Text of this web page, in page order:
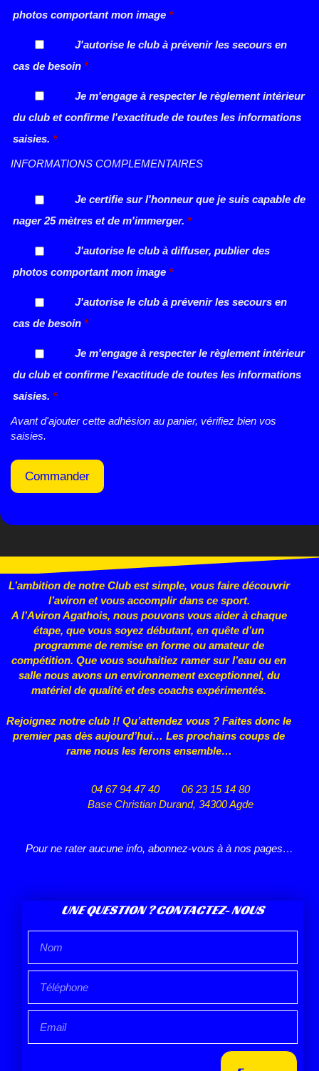
photos comportant mon image *
J'autorise le club à prévenir les secours en
cas de besoin *
Je m'engage à respecter le règlement intérieur
du club et confirme l'exactitude de toutes les informations
saisies. *
INFORMATIONS COMPLEMENTAIRES
Je certifie sur l'honneur que je suis capable de
nager 25 mètres et de m'immerger. *
J'autorise le club à diffuser, publier des
photos comportant mon image *
J'autorise le club à prévenir les secours en
cas de besoin *
Je m'engage à respecter le règlement intérieur
du club et confirme l'exactitude de toutes les informations
saisies. *
Avant d'ajouter cette adhésion au panier, vérifiez bien vos
saisies.
Commander
L’ambition de notre Club est simple, vous faire découvrir
l’aviron et vous accomplir dans ce sport.
A l’Aviron Agathois, nous pouvons vous aider à chaque
étape, que vous soyez débutant, en quête d’un
programme de remise en forme ou amateur de
compétition. Que vous souhaitiez ramer sur l’eau ou en
salle nous avons un environnement exceptionnel, du
matériel de qualité et des coachs expérimentés.
Rejoignez notre club !! Qu’attendez vous ? Faites donc le
premier pas dès aujourd’hui… Les prochains coups de
rame nous les ferons ensemble…
04 67 94 47 40
06 23 15 14 80
Base Christian Durand, 34300 Agde
Pour ne rater aucune info, abonnez-vous à à nos pages…
UNE QUESTION ? CONTACTEZ- NOUS